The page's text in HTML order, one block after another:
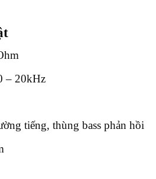
– 20kHz
tiếng, thùng bass phản hồi